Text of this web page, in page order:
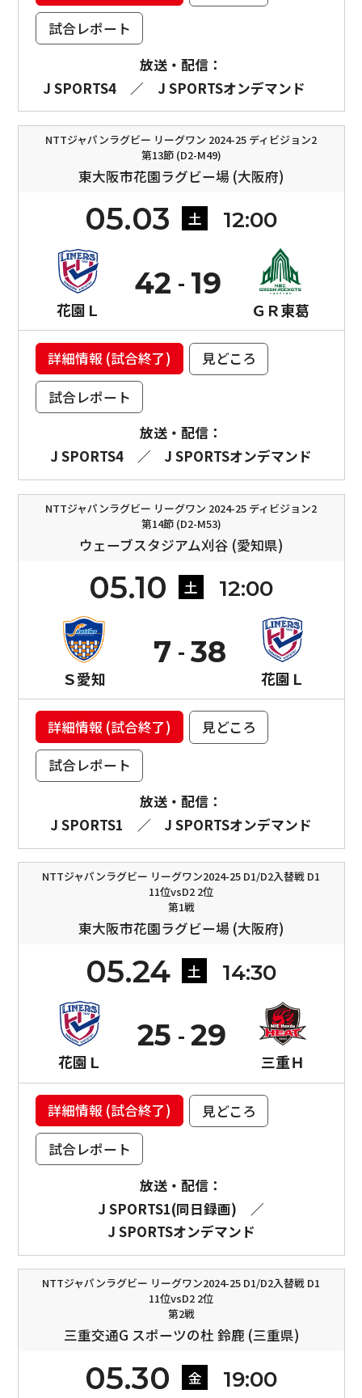
試合レポート
放送・配信：
J SPORTS4
／ J SPORTSオンデマンド
NTTジャパンラグビー リーグワン 2024-25 ディビジョン2
第13節 (D2-M49)
東大阪市花園ラグビー場 (大阪府)
05.03 土 12:00
花園Ｌ
42
ＧＲ東葛
19
詳細情報 (試合終了)
見どころ
試合レポート
放送・配信：
J SPORTS4
／ J SPORTSオンデマンド
NTTジャパンラグビー リーグワン 2024-25 ディビジョン2
第14節 (D2-M53)
ウェーブスタジアム刈谷 (愛知県)
05.10 土 12:00
Ｓ愛知
7
花園Ｌ
38
詳細情報 (試合終了)
見どころ
試合レポート
放送・配信：
J SPORTS1
／ J SPORTSオンデマンド
NTTジャパンラグビー リーグワン2024-25 D1/D2入替戦 D1
11位vsD2 2位
第1戦
東大阪市花園ラグビー場 (大阪府)
05.24 土 14:30
花園Ｌ
25
三重Ｈ
29
詳細情報 (試合終了)
見どころ
試合レポート
放送・配信：
J SPORTS1(同日録画)
／
J SPORTSオンデマンド
NTTジャパンラグビー リーグワン2024-25 D1/D2入替戦 D1
11位vsD2 2位
第2戦
三重交通G スポーツの杜 鈴鹿 (三重県)
05.30 金 19:00